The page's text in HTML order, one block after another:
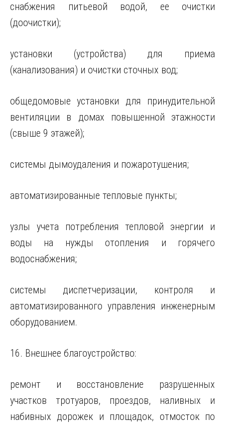
снабжения питьевой водой, ее очистки
(доочистки);
установки (устройства) для приема
(канализования) и очистки сточных вод;
общедомовые установки для принудительной
вентиляции в домах повышенной этажности
(свыше 9 этажей);
системы дымоудаления и пожаротушения;
автоматизированные тепловые пункты;
узлы учета потребления тепловой энергии и
воды на нужды отопления и горячего
водоснабжения;
системы диспетчеризации, контроля и
автоматизированного управления инженерным
оборудованием.
16. Внешнее благоустройство:
ремонт и восстановление разрушенных
участков тротуаров, проездов, наливных и
набивных дорожек и площадок, отмосток по